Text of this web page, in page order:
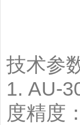
技术参
1. AU-
度精度